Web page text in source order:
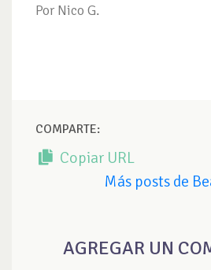
Por Nico G.
COMPARTE:
Copiar URL
Más posts de
AGREGAR UN